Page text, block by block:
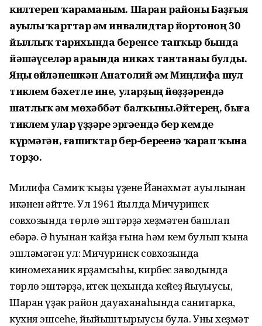
килтереп ҡараманым. Шаран районы Баҙғыя
ауылы ҡарттар һәм инвалидтар йортоноң 30
йыллыҡ тарихында беренсе тапҡыр бында
йәшәүселәр араһында никах тантанаһы булды.
Яңы өйләнешкән Анатолий һәм Миңлифа шул
тиклем бәхетле ине, уларҙың йөҙҙәрендә
шатлыҡ һәм мөхәббәт балҡыны.Әйтерһең, быға
тиклем улар үҙҙәре эргәһендә бер кемде
күрмәгән, ғашиҡтар бер-береһенә ҡарап ҡына
торҙо.
Миңлифа Сәмиҡ ҡыҙы үҙенең Йәнәхмәт ауылынан
икәнен әйтте. Ул 1961 йылда Мичуринск
совхозында төрлө эштәрҙә хеҙмәтен башлап
ебәрә. Ә һуңынан ҡайҙа ғына һәм кем булып ҡына
эшләмәгән ул: Мичуринск совхозында
киномеханик ярҙамсыһы, кирбес заводында
төрлө эштәрҙә, итек цехында кейеҙ йыуыусы,
Шаран үҙәк район дауаханаһында санитарка,
кухня эшсеһе, йыйыштырыусы була. Уның хеҙмәт